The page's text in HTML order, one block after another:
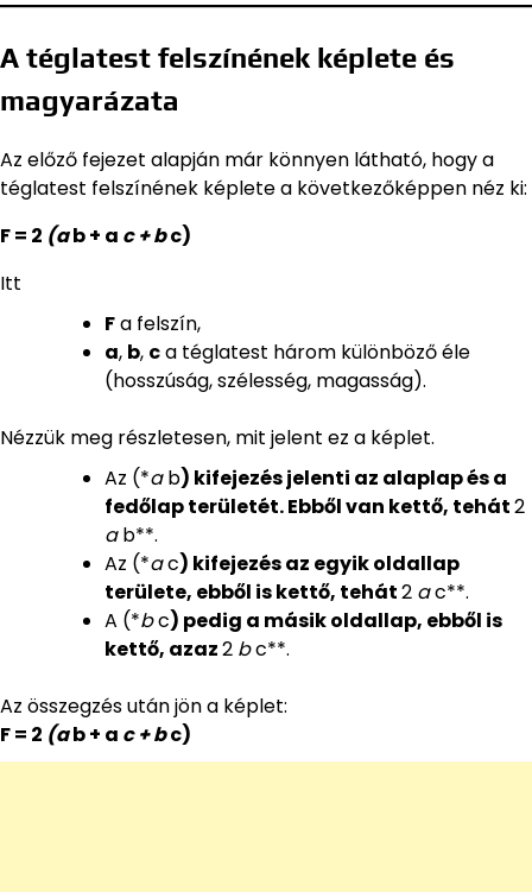
A téglatest felszínének képlete és
magyarázata
Az előző fejezet alapján már könnyen látható, hogy a
téglatest felszínének képlete a következőképpen néz ki:
F = 2 (ab + a c + bc)
Itt
Fa felszín,
a, b, ca téglatest három különböző éle
(hosszúság, szélesség, magasság).
Nézzük meg részletesen, mit jelent ez a képlet.
Az (*ab) kifejezés jelenti az alaplap és a
fedőlap területét. Ebből van kettő, tehát2
ab**.
Az (*ac) kifejezés az egyik oldallap
területe, ebből is kettő, tehát2 ac**.
A (*bc) pedig a másik oldallap, ebből is
kettő, azaz2 bc**.
Az összegzés után jön a képlet:
F = 2 (ab + a c + bc)